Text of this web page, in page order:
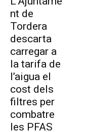
nt de
Tordera
descarta
carregar a
la tarifa de
l’aigua el
cost dels
filtres per
combatre
les PFAS